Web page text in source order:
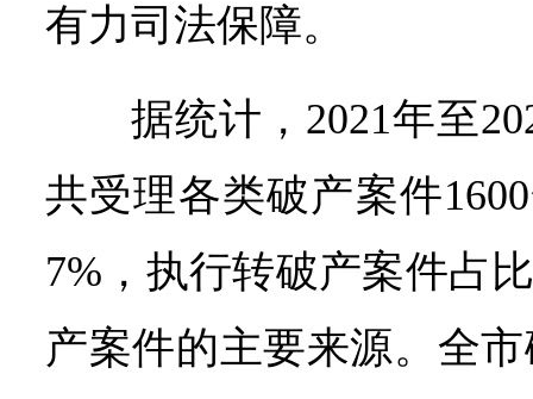
有力司法保障。
据统计，2021年至
共受理各类破产案件
7%，执行转破产案件占
产案件的主要来源。全